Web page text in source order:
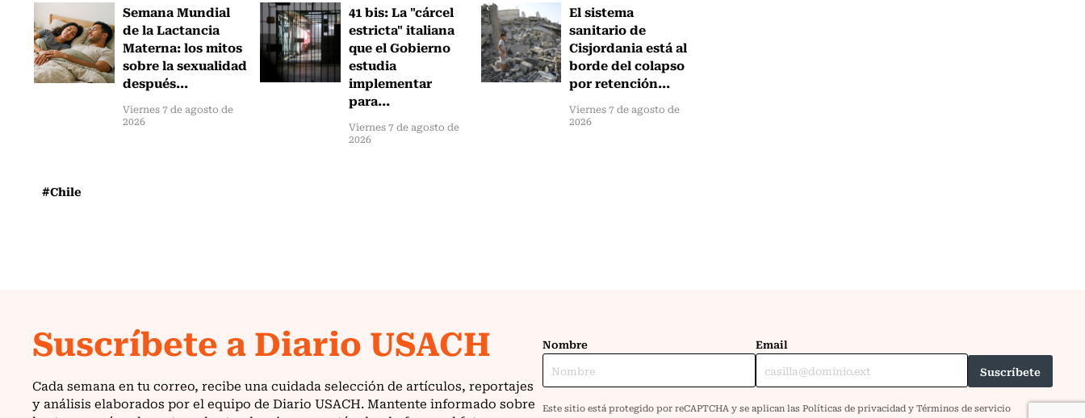
Semana Mundial
de la Lactancia
Materna: los mitos
sobre la sexualidad
después...
Viernes 7 de agosto de
2026
41 bis: La "cárcel
estricta" italiana
que el Gobierno
estudia
implementar
para...
Viernes 7 de agosto de
2026
El sistema
sanitario de
Cisjordania está al
borde del colapso
por retención...
Viernes 7 de agosto de
2026
#Chile